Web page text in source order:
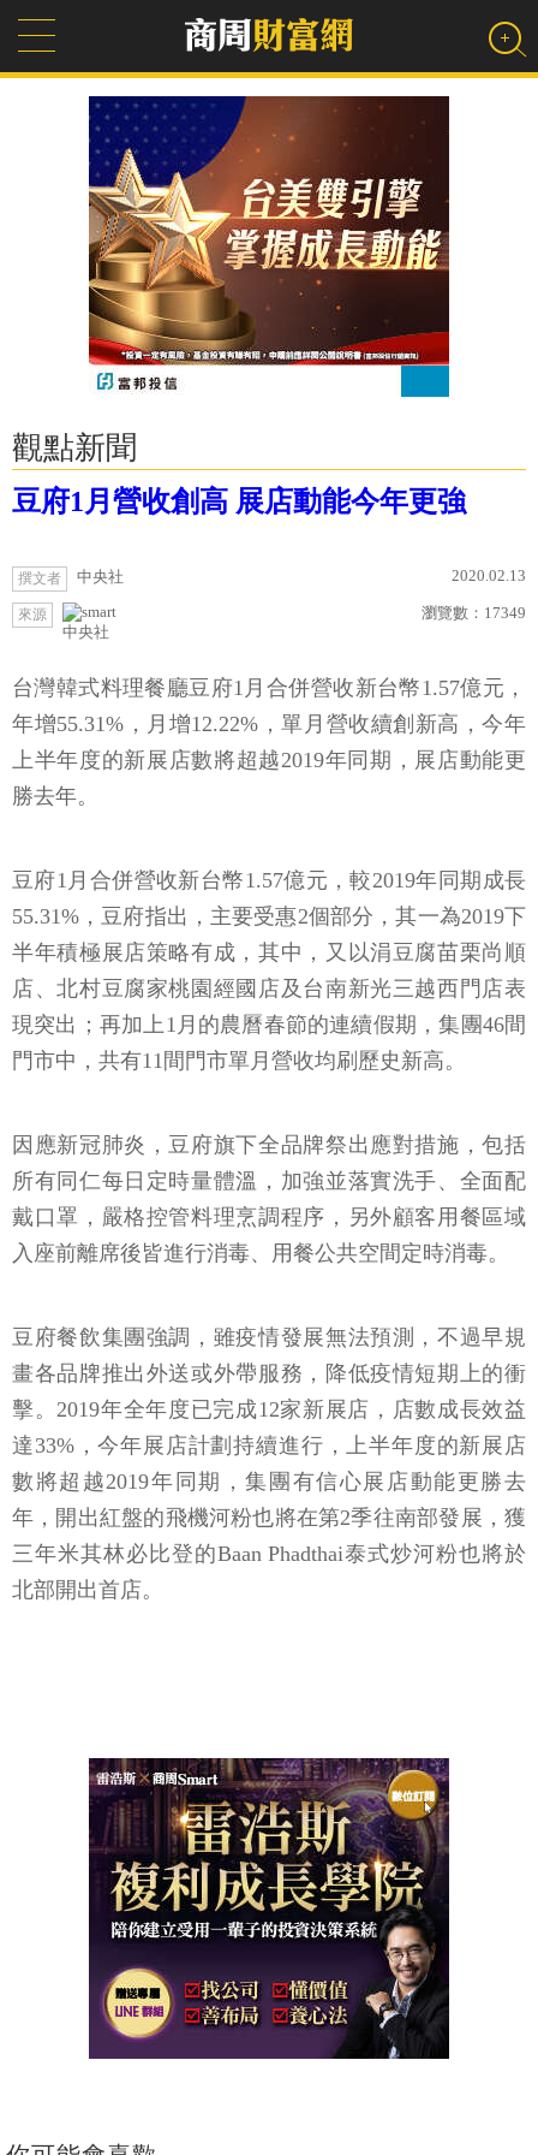
觀點新聞
豆府1月營收創高 展店動能今年更強
撰文者 中央社 2020.02.13
來源
中央社
瀏覽數： 17349
台灣韓式料理餐廳豆府1月合併營收新台幣1.57億元，
年增55.31%，月增12.22%，單月營收續創新高，今年
上半年度的新展店數將超越2019年同期，展店動能更
勝去年。
豆府1月合併營收新台幣1.57億元，較2019年同期成長
55.31%，豆府指出，主要受惠2個部分，其一為2019下
半年積極展店策略有成，其中，又以涓豆腐苗栗尚順
店、北村豆腐家桃園經國店及台南新光三越西門店表
現突出；再加上1月的農曆春節的連續假期，集團46間
門市中，共有11間門市單月營收均刷歷史新高。
因應新冠肺炎，豆府旗下全品牌祭出應對措施，包括
所有同仁每日定時量體溫，加強並落實洗手、全面配
戴口罩，嚴格控管料理烹調程序，另外顧客用餐區域
入座前離席後皆進行消毒、用餐公共空間定時消毒。
豆府餐飲集團強調，雖疫情發展無法預測，不過早規
畫各品牌推出外送或外帶服務，降低疫情短期上的衝
擊。2019年全年度已完成12家新展店，店數成長效益
達33%，今年展店計劃持續進行，上半年度的新展店
數將超越2019年同期，集團有信心展店動能更勝去
年，開出紅盤的飛機河粉也將在第2季往南部發展，獲
三年米其林必比登的Baan Phadthai泰式炒河粉也將於
北部開出首店。